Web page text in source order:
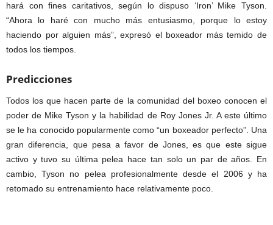
hará con fines caritativos, según lo dispuso ‘Iron’ Mike Tyson.
“Ahora lo haré con mucho más entusiasmo, porque lo estoy
haciendo por alguien más”, expresó el boxeador más temido de
todos los tiempos.
Predicciones
Todos los que hacen parte de la comunidad del boxeo conocen el
poder de Mike Tyson y la habilidad de Roy Jones Jr. A este último
se le ha conocido popularmente como “un boxeador perfecto”. Una
gran diferencia, que pesa a favor de Jones, es que este sigue
activo y tuvo su última pelea hace tan solo un par de años. En
cambio, Tyson no pelea profesionalmente desde el 2006 y ha
retomado su entrenamiento hace relativamente poco.